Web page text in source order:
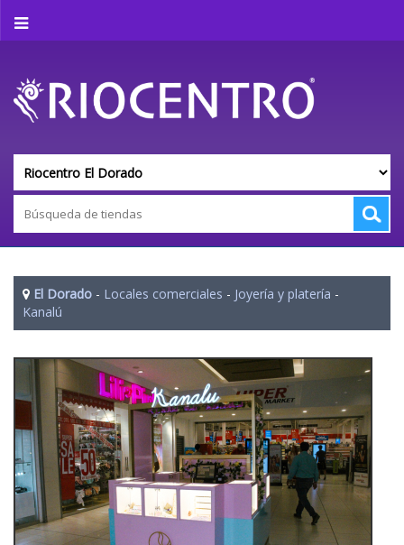
El Dorado - Locales comerciales - Joyería y platería -
Kanalú